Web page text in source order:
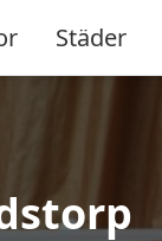
Städer